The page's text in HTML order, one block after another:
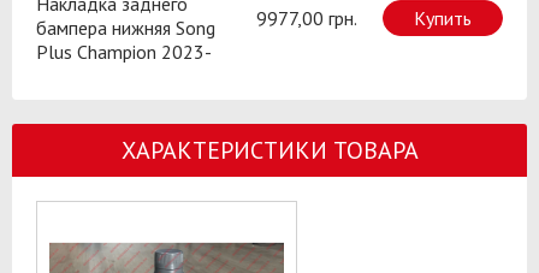
бампера нижняя Song
Plus Champion 2023-
9977,00 грн. Купить
ХАРАКТЕРИСТИКИ ТОВАРА